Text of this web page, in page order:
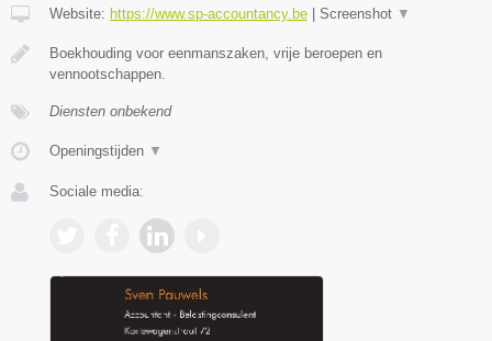
Website: https://www.sp-accountancy.be Screenshot ▼
Boekhouding voor eenmanszaken, vrije beroepen en
vennootschappen.
Diensten onbekend
Openingstijden ▼
Sociale media: